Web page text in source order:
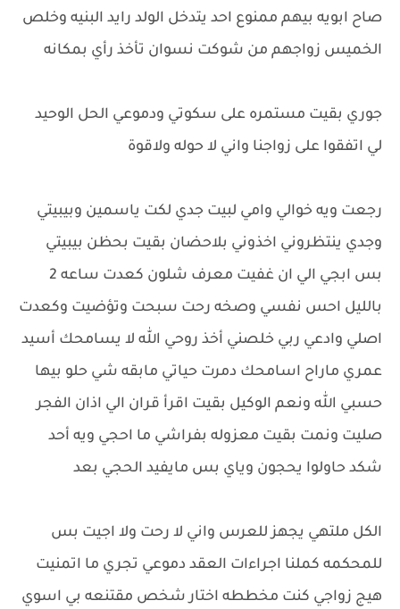
صاح ابويه بيهم ممنوع احد يتدخل الولد رايد البنيه وخلص
الخميس زواجهم من شوكت نسوان تأخذ رأي بمكانه
جوري بقيت مستمره على سكوتي ودموعي الحل الوحيد
لي اتفقوا على زواجنا واني لا حوله ولاقوة
رجعت ويه خوالي وامي لبيت جدي لكت ياسمين وبيبيتي
وجدي ينتظروني اخذوني بلاحضان بقيت بحظن بيبيتي
بس ابجي الي ان غفيت معرف شلون كعدت ساعه 2
بالليل احس نفسي وصخه رحت سبحت وتؤضيت وكعدت
اصلي وادعي ربي خلصني أخذ روحي الله لا يسامحك أسيد
عمري ماراح اسامحك دمرت حياتي مابقه شي حلو بيها
حسبي الله ونعم الوكيل بقيت اقرأ قران الي اذان الفجر
صليت ونمت بقيت معزوله بفراشي ما احجي ويه أحد
شكد حاولوا يحجون وياي بس مايفيد الحجي بعد
الكل ملتهي يجهز للعرس واني لا رحت ولا اجيت بس
للمحكمه كملنا اجراءات العقد دموعي تجري ما اتمنيت
هيج زواجي كنت مخططه اختار شخص مقتنعه بي اسوي